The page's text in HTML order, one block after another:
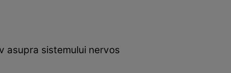
asupra sistemului nervos